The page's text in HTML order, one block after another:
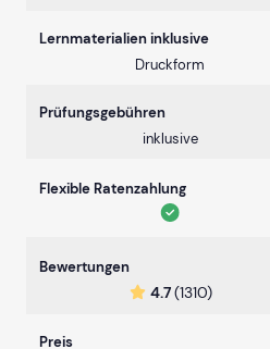
Lernmaterialien inklusive
Druckform
Prüfungsgebühren
inklusive
Flexible Ratenzahlung
Bewertungen
4.7(1310)
Preis